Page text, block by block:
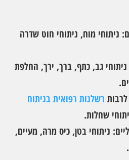
ניתוחי מוח, ניתוחי חוט שדרה
ניתוחי גב, כתף, ברך, ירך, החלפת
לרבות רשלנות רפואית בניתוח
שחלות.
ניתוחי בטן, כיס מרה, מעיים,